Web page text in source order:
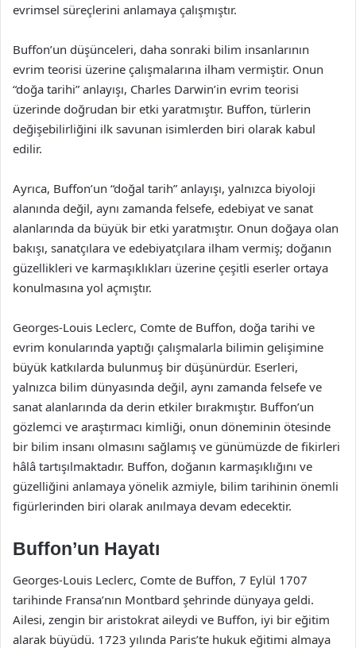
evrimsel süreçlerini anlamaya çalışmıştır.
Buffon’un düşünceleri, daha sonraki bilim insanlarının
evrim teorisi üzerine çalışmalarına ilham vermiştir. Onun
“doğa tarihi” anlayışı, Charles Darwin’in evrim teorisi
üzerinde doğrudan bir etki yaratmıştır. Buffon, türlerin
değişebilirliğini ilk savunan isimlerden biri olarak kabul
edilir.
Ayrıca, Buffon’un “doğal tarih” anlayışı, yalnızca biyoloji
alanında değil, aynı zamanda felsefe, edebiyat ve sanat
alanlarında da büyük bir etki yaratmıştır. Onun doğaya olan
bakışı, sanatçılara ve edebiyatçılara ilham vermiş; doğanın
güzellikleri ve karmaşıklıkları üzerine çeşitli eserler ortaya
konulmasına yol açmıştır.
Georges-Louis Leclerc, Comte de Buffon, doğa tarihi ve
evrim konularında yaptığı çalışmalarla bilimin gelişimine
büyük katkılarda bulunmuş bir düşünürdür. Eserleri,
yalnızca bilim dünyasında değil, aynı zamanda felsefe ve
sanat alanlarında da derin etkiler bırakmıştır. Buffon’un
gözlemci ve araştırmacı kimliği, onun döneminin ötesinde
bir bilim insanı olmasını sağlamış ve günümüzde de fikirleri
hâlâ tartışılmaktadır. Buffon, doğanın karmaşıklığını ve
güzelliğini anlamaya yönelik azmiyle, bilim tarihinin önemli
figürlerinden biri olarak anılmaya devam edecektir.
Buffon’un Hayatı
Georges-Louis Leclerc, Comte de Buffon, 7 Eylül 1707
tarihinde Fransa’nın Montbard şehrinde dünyaya geldi.
Ailesi, zengin bir aristokrat aileydi ve Buffon, iyi bir eğitim
alarak büyüdü. 1723 yılında Paris’te hukuk eğitimi almaya